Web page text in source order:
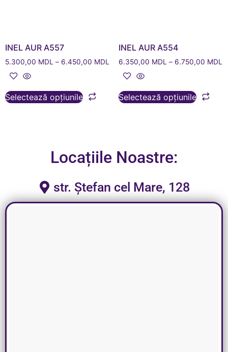
INEL AUR A557
5.300,00 MDL – 6.450,00 MDL
Selectează opțiunile
INEL AUR A554
6.350,00 MDL – 6.750,00 MDL
Selectează opțiunile
Locațiile Noastre:
str. Ștefan cel Mare, 128